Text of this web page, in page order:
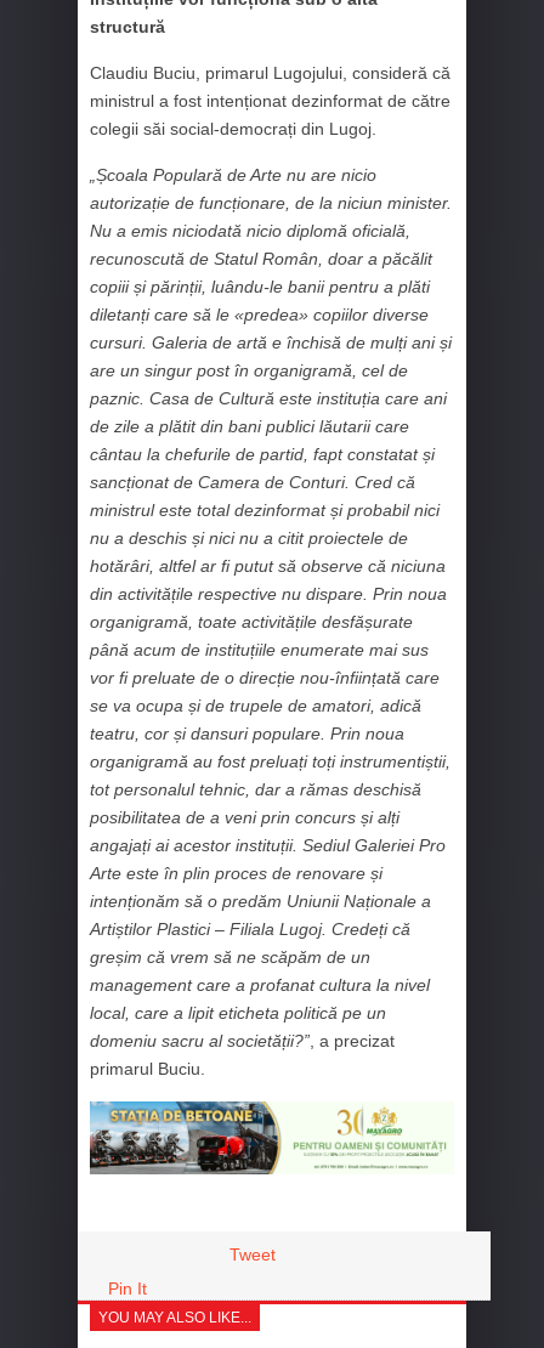
structură
Claudiu Buciu, primarul Lugojului, consideră că
ministrul a fost intenționat dezinformat de către
colegii săi social-democrați din Lugoj.
„Școala Populară de Arte nu are nicio
autorizație de funcționare, de la niciun minister.
Nu a emis niciodată nicio diplomă oficială,
recunoscută de Statul Român, doar a păcălit
copiii și părinții, luându-le banii pentru a plăti
diletanți care să le «predea» copiilor diverse
cursuri. Galeria de artă e închisă de mulți ani și
are un singur post în organigramă, cel de
paznic. Casa de Cultură este instituția care ani
de zile a plătit din bani publici lăutarii care
cântau la chefurile de partid, fapt constatat și
sancționat de Camera de Conturi. Cred că
ministrul este total dezinformat și probabil nici
nu a deschis și nici nu a citit proiectele de
hotărâri, altfel ar fi putut să observe că niciuna
din activitățile respective nu dispare. Prin noua
organigramă, toate activitățile desfășurate
până acum de instituțiile enumerate mai sus
vor fi preluate de o direcție nou-înființată care
se va ocupa și de trupele de amatori, adică
teatru, cor și dansuri populare. Prin noua
organigramă au fost preluați toți instrumentiștii,
tot personalul tehnic, dar a rămas deschisă
posibilitatea de a veni prin concurs și alți
angajați ai acestor instituții. Sediul Galeriei Pro
Arte este în plin proces de renovare și
intenționăm să o predăm Uniunii Naționale a
Artiștilor Plastici – Filiala Lugoj. Credeți că
greșim că vrem să ne scăpăm de un
management care a profanat cultura la nivel
local, care a lipit eticheta politică pe un
domeniu sacru al societății?” , a precizat
primarul Buciu.
Tweet
Pin It
YOU MAY ALSO LIKE...